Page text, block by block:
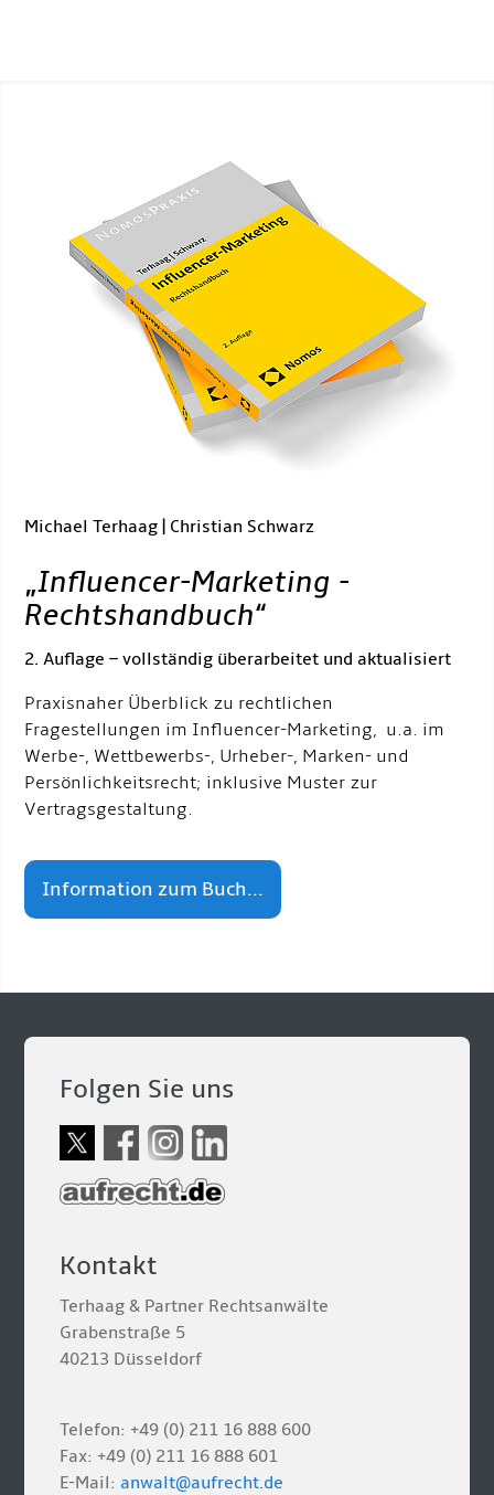
Michael Terhaag | Christian Schwarz
„Influencer-Marketing -
Rechtshandbuch“
2. Auflage – vollständig überarbeitet und aktualisiert
Praxisnaher Überblick zu rechtlichen
Fragestellungen im Influencer-Marketing, u.a. im
Werbe-, Wettbewerbs-, Urheber-, Marken- und
Persönlichkeitsrecht; inklusive Muster zur
Vertragsgestaltung.
Information zum Buch...
Folgen Sie uns
Kontakt
Terhaag & Partner Rechtsanwälte
Grabenstraße 5
40213 Düsseldorf
Telefon: +49 (0) 211 16 888 600
Fax: +49 (0) 211 16 888 601
E-Mail:anwalt@aufrecht.de